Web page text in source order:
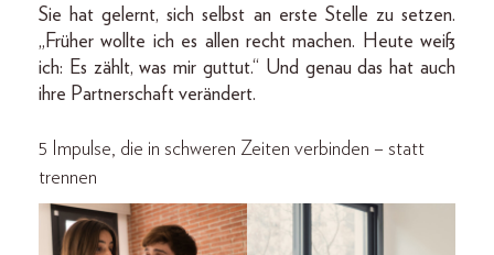
Sie hat gelernt, sich selbst an erste Stelle zu setzen.
„Früher wollte ich es allen recht machen. Heute weiß
ich: Es zählt, was mir guttut.“ Und genau das hat auch
ihre Partnerschaft verändert.
5 Impulse, die in schweren Zeiten verbinden – statt
trennen